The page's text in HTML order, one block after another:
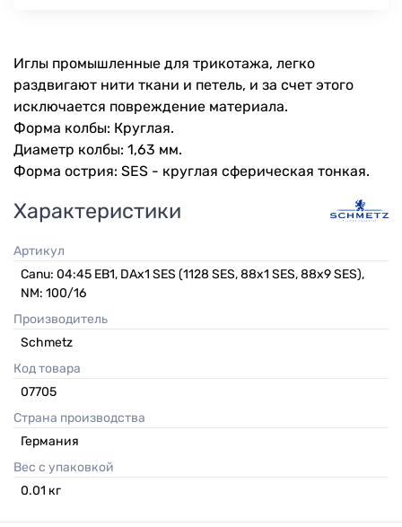
Иглы промышленные для трикотажа, легко
раздвигают нити ткани и петель, и за счет этого
исключается повреждение материала.
Форма колбы: Круглая.
Диаметр колбы: 1,63 мм.
Форма острия: SES - круглая сферическая тонкая.
Характеристики
Артикул
Canu: 04:45 EB1, DAx1 SES (1128 SES, 88x1 SES, 88x9 SES),
NM: 100/16
Производитель
Schmetz
Код товара
07705
Страна производства
Германия
Вес с упаковкой
0.01 кг